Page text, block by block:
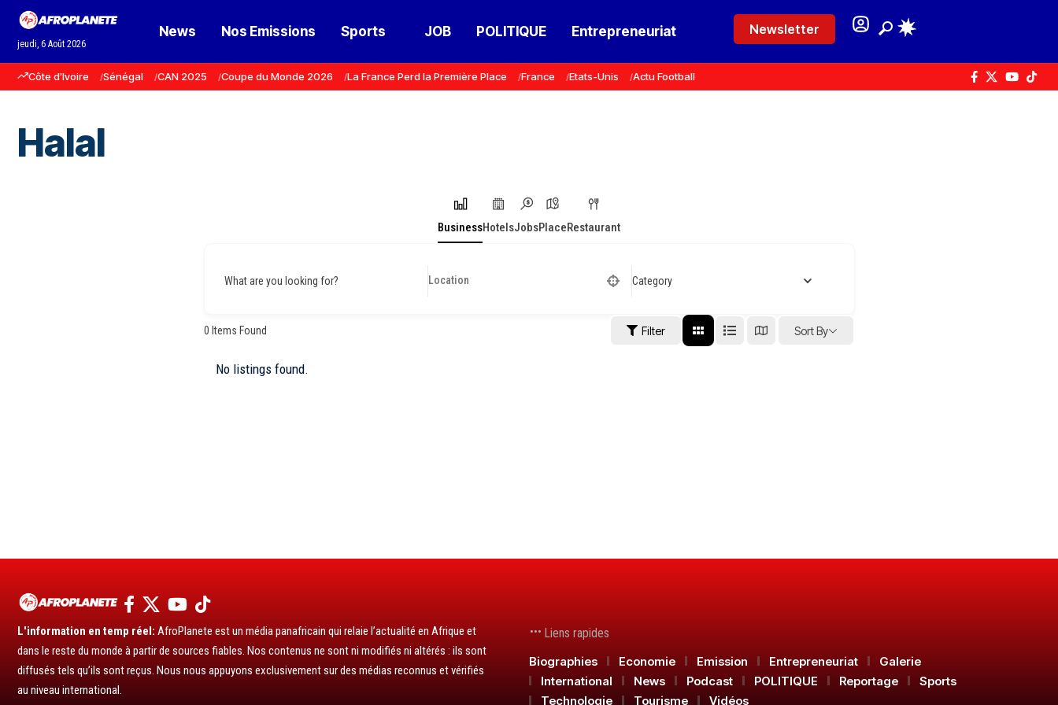
jeudi, 6 Août 2026
News Nos Emissions Sports JOB POLITIQUE Entrepreneuriat Newsletter
Côte d'Ivoire Sénégal CAN 2025 Coupe du Monde 2026 La France Perd la Première Place France Etats-Unis Actu Football
Halal
BusinessHotelsJobsPlaceRestaurant
What are you looking for? Category
0 Items Found Filter Sort By
No listings found.
L'information en temp réel: AfroPlanete est un média panafricain qui relaie l’actualité en Afrique et
dans le reste du monde à partir de sources fiables. Nos contenus ne sont ni modifiés ni altérés : ils sont
diffusés tels qu’ils sont reçus. Nous nous appuyons exclusivement sur des médias reconnus et vérifiés
au niveau international.
Liens rapides
Biographies
Economie Emission Entrepreneuriat
Galerie
International
News Podcast POLITIQUE Reportage
Sports
Technologie
Tourisme Vidéos